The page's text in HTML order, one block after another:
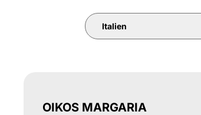
Italien
OIKOS MARGARIA